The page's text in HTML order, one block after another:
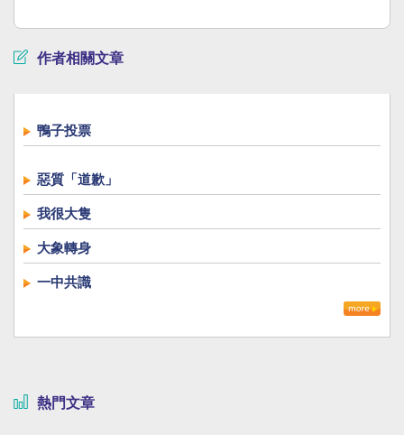
作者相關文章
鴨子投票
惡質「道歉」
我很大隻
大象轉身
一中共識
熱門文章